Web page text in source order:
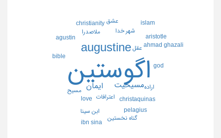
اگوستين
augustine
ايمان مسيحيت
اعترافات
ملاصدرا
christ
love
شهر خدا
عشق
مسيح
aquinas
christianity
pelagius ابن سينا
اراده
عقل
گناه نخستين
agustin
ahmad ghazali
aristotle
bible
god
ibn sina
islam